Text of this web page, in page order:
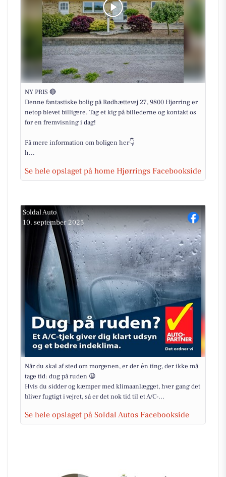
NY PRIS 🔴
Denne fantastiske bolig på Rødhættevej 27, 9800 Hjørring er
netop blevet billigere. Tag et kig på billederne og kontakt os
for en fremvisning i dag!
Få mere information om boligen her👇
h...
Se hele opslaget på home Hjørrings Facebookside
Soldal Auto
10. september 2025
Når du skal af sted om morgenen, er der én ting, der ikke må
tage tid: dug på ruden 😫
Hvis du sidder og kæmper med klimaanlægget, hver gang det
bliver fugtigt i vejret, så er det nok tid til et A/C-...
Se hele opslaget på Soldal Autos Facebookside